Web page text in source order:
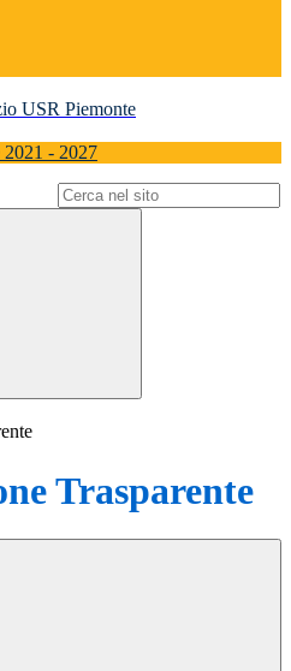
USR Piemonte
2021 - 2027
Trasparente